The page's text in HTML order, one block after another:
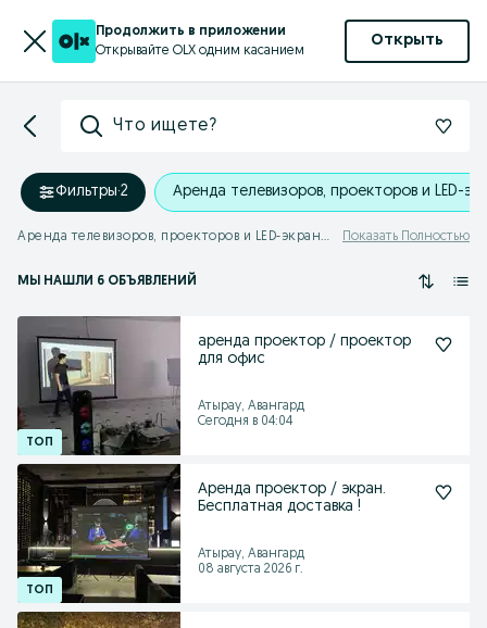
Продолжить в приложении
Открывайте OLX одним касанием
Открыть
Что ищете?
Фильтры·2 Аренда телевизоров, проекторов и LED-
Аренда телевизоров, проекторов и LED-экранов Атырауская область Показать Полностью
МЫ НАШЛИ 6 ОБЪЯВЛЕНИЙ
аренда проектор / проектор
для офис
Атырау, Авангард
Сегодня в 04:04
Аренда проектор / экран.
Бесплатная доставка !
Атырау, Авангард
08 августа 2026 г.